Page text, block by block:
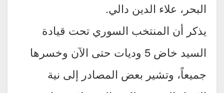
البحر، علاء الدين دالي.
يذكر أن المنتخب السوري تحت قيادة
السيد خاض 5 وديات حتى الآن وخسرها
جميعاً، وتشير بعض المصادر إلى نية